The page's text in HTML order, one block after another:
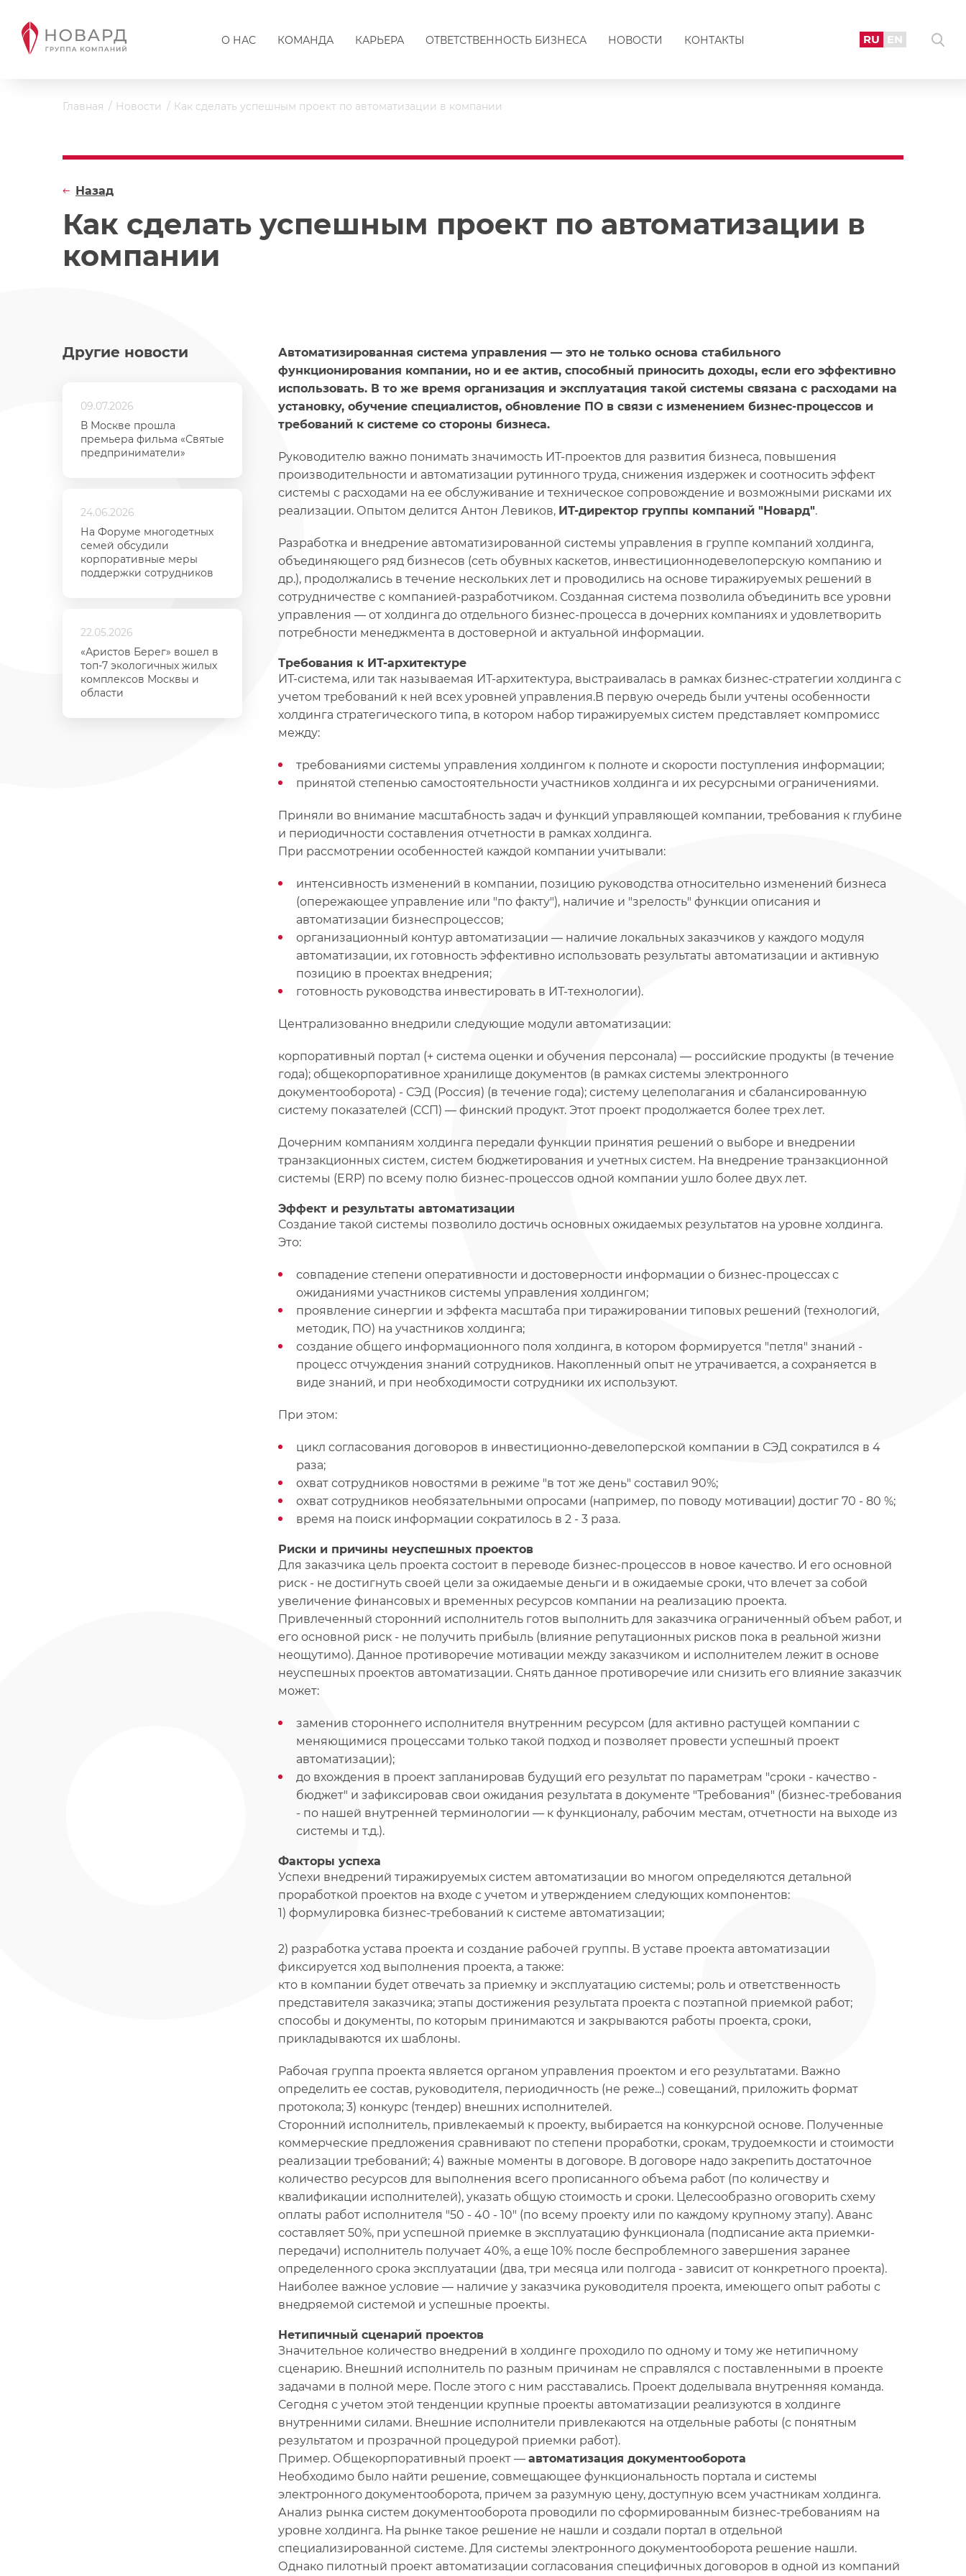
О НАС КОМАНДА КАРЬЕРА ОТВЕТСТВЕННОСТЬ БИЗНЕСА НОВОСТИ КОНТАКТЫ RU EN
Главная Новости Как сделать успешным проект по автоматизации в компании
Как сделать успешным проект по автоматизации в
компании
Назад
Другие новости
09.07.2026
В Москве прошла
премьера фильма «Святые
предприниматели»
24.06.2026
На Форуме многодетных
семей обсудили
корпоративные меры
поддержки сотрудников
22.05.2026
«Аристов Берег» вошел в
топ-7 экологичных жилых
комплексов Москвы и
области
Автоматизированная система управления — это не только основа стабильного
функционирования компании, но и ее актив, способный приносить доходы, если его эффективно
использовать. В то же время организация и эксплуатация такой системы связана с расходами на
установку, обучение специалистов, обновление ПО в связи с изменением бизнес-процессов и
требований к системе со стороны бизнеса.
Руководителю важно понимать значимость ИТ-проектов для развития бизнеса, повышения
производительности и автоматизации рутинного труда, снижения издержек и соотносить эффект
системы с расходами на ее обслуживание и техническое сопровождение и возможными рисками их
реализации. Опытом делится Антон Левиков, ИТ-директор группы компаний "Новард".
Разработка и внедрение автоматизированной системы управления в группе компаний холдинга,
объединяющего ряд бизнесов (сеть обувных каскетов, инвестиционнодевелоперскую компанию и
др.), продолжались в течение нескольких лет и проводились на основе тиражируемых решений в
сотрудничестве с компанией-разработчиком. Созданная система позволила объединить все уровни
управления — от холдинга до отдельного бизнес-процесса в дочерних компаниях и удовлетворить
потребности менеджмента в достоверной и актуальной информации.
Требования к ИТ-архитектуре
ИТ-система, или так называемая ИТ-архитектура, выстраивалась в рамках бизнес-стратегии холдинга с
учетом требований к ней всех уровней управления.В первую очередь были учтены особенности
холдинга стратегического типа, в котором набор тиражируемых систем представляет компромисс
между:
требованиями системы управления холдингом к полноте и скорости поступления информации;
принятой степенью самостоятельности участников холдинга и их ресурсными ограничениями.
Приняли во внимание масштабность задач и функций управляющей компании, требования к глубине
и периодичности составления отчетности в рамках холдинга.
При рассмотрении особенностей каждой компании учитывали:
интенсивность изменений в компании, позицию руководства относительно изменений бизнеса
(опережающее управление или "по факту"), наличие и "зрелость" функции описания и
автоматизации бизнеспроцессов;
организационный контур автоматизации — наличие локальных заказчиков у каждого модуля
автоматизации, их готовность эффективно использовать результаты автоматизации и активную
позицию в проектах внедрения;
готовность руководства инвестировать в ИТ-технологии).
Централизованно внедрили следующие модули автоматизации:
корпоративный портал (+ система оценки и обучения персонала) — российские продукты (в течение
года); общекорпоративное хранилище документов (в рамках системы электронного
документооборота) - СЭД (Россия) (в течение года); систему целеполагания и сбалансированную
систему показателей (ССП) — финский продукт. Этот проект продолжается более трех лет.
Дочерним компаниям холдинга передали функции принятия решений о выборе и внедрении
транзакционных систем, систем бюджетирования и учетных систем. На внедрение транзакционной
системы (ERP) по всему полю бизнес-процессов одной компании ушло более двух лет.
Эффект и результаты автоматизации
Создание такой системы позволило достичь основных ожидаемых результатов на уровне холдинга.
Это:
совпадение степени оперативности и достоверности информации о бизнес-процессах с
ожиданиями участников системы управления холдингом;
проявление синергии и эффекта масштаба при тиражировании типовых решений (технологий,
методик, ПО) на участников холдинга;
создание общего информационного поля холдинга, в котором формируется "петля" знаний -
процесс отчуждения знаний сотрудников. Накопленный опыт не утрачивается, а сохраняется в
виде знаний, и при необходимости сотрудники их используют.
При этом:
цикл согласования договоров в инвестиционно-девелоперской компании в СЭД сократился в 4
раза;
охват сотрудников новостями в режиме "в тот же день" составил 90%;
охват сотрудников необязательными опросами (например, по поводу мотивации) достиг 70 - 80 %;
время на поиск информации сократилось в 2 - 3 раза.
Риски и причины неуспешных проектов
Для заказчика цель проекта состоит в переводе бизнес-процессов в новое качество. И его основной
риск - не достигнуть своей цели за ожидаемые деньги и в ожидаемые сроки, что влечет за собой
увеличение финансовых и временных ресурсов компании на реализацию проекта.
Привлеченный сторонний исполнитель готов выполнить для заказчика ограниченный объем работ, и
его основной риск - не получить прибыль (влияние репутационных рисков пока в реальной жизни
неощутимо). Данное противоречие мотивации между заказчиком и исполнителем лежит в основе
неуспешных проектов автоматизации. Снять данное противоречие или снизить его влияние заказчик
может:
заменив стороннего исполнителя внутренним ресурсом (для активно растущей компании с
меняющимися процессами только такой подход и позволяет провести успешный проект
автоматизации);
до вхождения в проект запланировав будущий его результат по параметрам "сроки - качество -
бюджет" и зафиксировав свои ожидания результата в документе "Требования" (бизнес-требования
- по нашей внутренней терминологии — к функционалу, рабочим местам, отчетности на выходе из
системы и т.д.).
Факторы успеха
Успехи внедрений тиражируемых систем автоматизации во многом определяются детальной
проработкой проектов на входе с учетом и утверждением следующих компонентов:
1) формулировка бизнес-требований к системе автоматизации;
2) разработка устава проекта и создание рабочей группы. В уставе проекта автоматизации
фиксируется ход выполнения проекта, а также:
кто в компании будет отвечать за приемку и эксплуатацию системы; роль и ответственность
представителя заказчика; этапы достижения результата проекта с поэтапной приемкой работ;
способы и документы, по которым принимаются и закрываются работы проекта, сроки,
прикладываются их шаблоны.
Рабочая группа проекта является органом управления проектом и его результатами. Важно
определить ее состав, руководителя, периодичность (не реже...) совещаний, приложить формат
протокола; 3) конкурс (тендер) внешних исполнителей.
Сторонний исполнитель, привлекаемый к проекту, выбирается на конкурсной основе. Полученные
коммерческие предложения сравнивают по степени проработки, срокам, трудоемкости и стоимости
реализации требований; 4) важные моменты в договоре. В договоре надо закрепить достаточное
количество ресурсов для выполнения всего прописанного объема работ (по количеству и
квалификации исполнителей), указать общую стоимость и сроки. Целесообразно оговорить схему
оплаты работ исполнителя "50 - 40 - 10" (по всему проекту или по каждому крупному этапу). Аванс
составляет 50%, при успешной приемке в эксплуатацию функционала (подписание акта приемки-
передачи) исполнитель получает 40%, а еще 10% после беспроблемного завершения заранее
определенного срока эксплуатации (два, три месяца или полгода - зависит от конкретного проекта).
Наиболее важное условие — наличие у заказчика руководителя проекта, имеющего опыт работы с
внедряемой системой и успешные проекты.
Нетипичный сценарий проектов
Значительное количество внедрений в холдинге проходило по одному и тому же нетипичному
сценарию. Внешний исполнитель по разным причинам не справлялся с поставленными в проекте
задачами в полной мере. После этого с ним расставались. Проект доделывала внутренняя команда.
Сегодня с учетом этой тенденции крупные проекты автоматизации реализуются в холдинге
внутренними силами. Внешние исполнители привлекаются на отдельные работы (с понятным
результатом и прозрачной процедурой приемки работ).
Пример. Общекорпоративный проект — автоматизация документооборота
Необходимо было найти решение, совмещающее функциональность портала и системы
электронного документооборота, причем за разумную цену, доступную всем участникам холдинга.
Анализ рынка систем документооборота проводили по сформированным бизнес-требованиям на
уровне холдинга. На рынке такое решение не нашли и создали портал в отдельной
специализированной системе. Для системы электронного документооборота решение нашли.
Однако пилотный проект автоматизации согласования специфичных договоров в одной из компаний